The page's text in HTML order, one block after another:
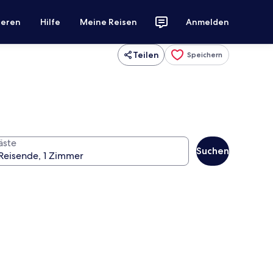
Hilfe Meine Reisen Anmelden
Teilen Speichern
Suchen